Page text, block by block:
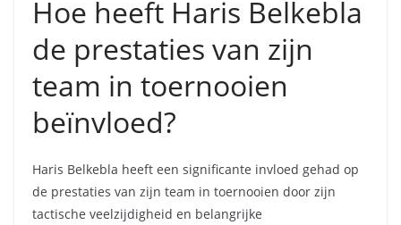
Hoe heeft Haris Belkebla
de prestaties van zijn
team in toernooien
beïnvloed?
Haris Belkebla heeft een significante invloed gehad op
de prestaties van zijn team in toernooien door zijn
tactische veelzijdigheid en belangrijke